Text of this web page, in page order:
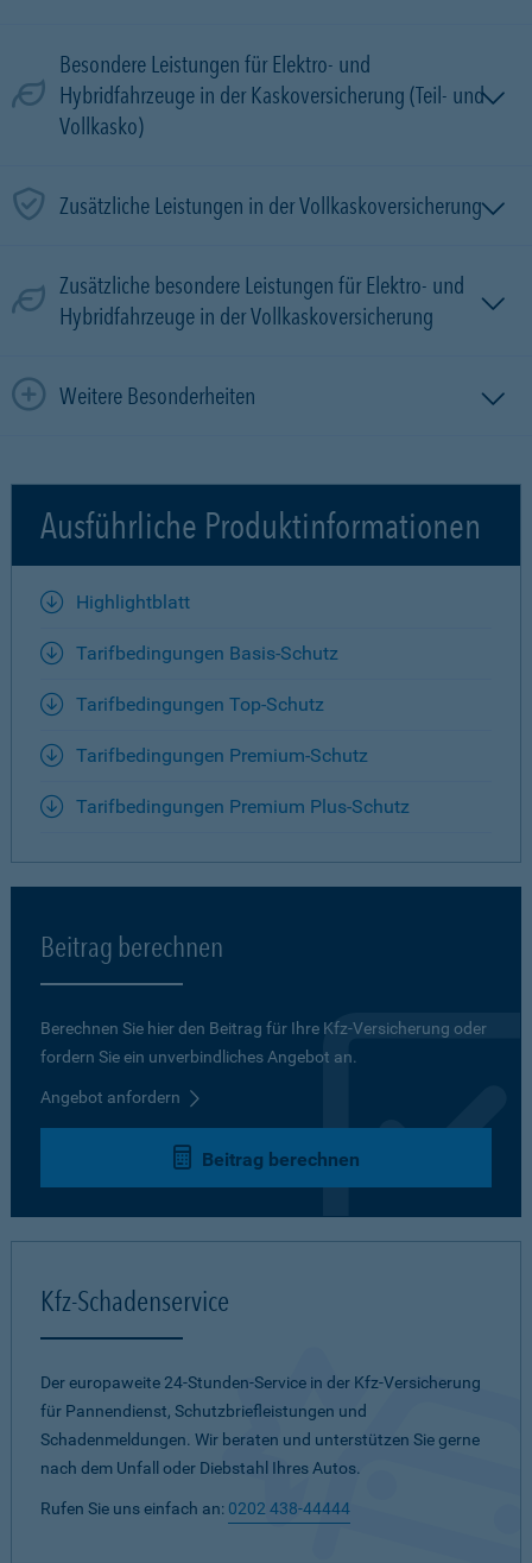
Besondere Leistungen für Elektro- und
Hybridfahrzeuge in der Kaskoversicherung (Teil- und
Vollkasko)
Zusätzliche Leistungen in der Vollkaskoversicherung
Zusätzliche besondere Leistungen für Elektro- und
Hybridfahrzeuge in der Vollkaskoversicherung
Weitere Besonderheiten
Ausführliche Produktinformationen
Highlightblatt
Tarifbedingungen Basis-Schutz
Tarifbedingungen Top-Schutz
Tarifbedingungen Premium-Schutz
Tarifbedingungen Premium Plus-Schutz
Beitrag berechnen
Berechnen Sie hier den Beitrag für Ihre Kfz-Versicherung oder
fordern Sie ein unverbindliches Angebot an.
Angebot anfordern
Beitrag berechnen
Kfz-Schadenservice
Der europaweite 24-Stunden-Service in der Kfz-Versicherung
für Pannendienst, Schutzbriefleistungen und
Schadenmeldungen. Wir beraten und unterstützen Sie gerne
nach dem Unfall oder Diebstahl Ihres Autos.
Rufen Sie uns einfach an: 0202 438-44444